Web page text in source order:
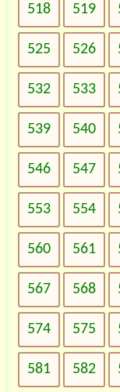
518 519
525 526
532 533
539 540
546 547
553 554
560 561
567 568
574 575
581 582